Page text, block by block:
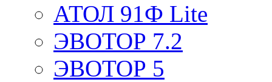
АТОЛ 91Ф Lite
ЭВОТОР 7.2
ЭВОТОР 5